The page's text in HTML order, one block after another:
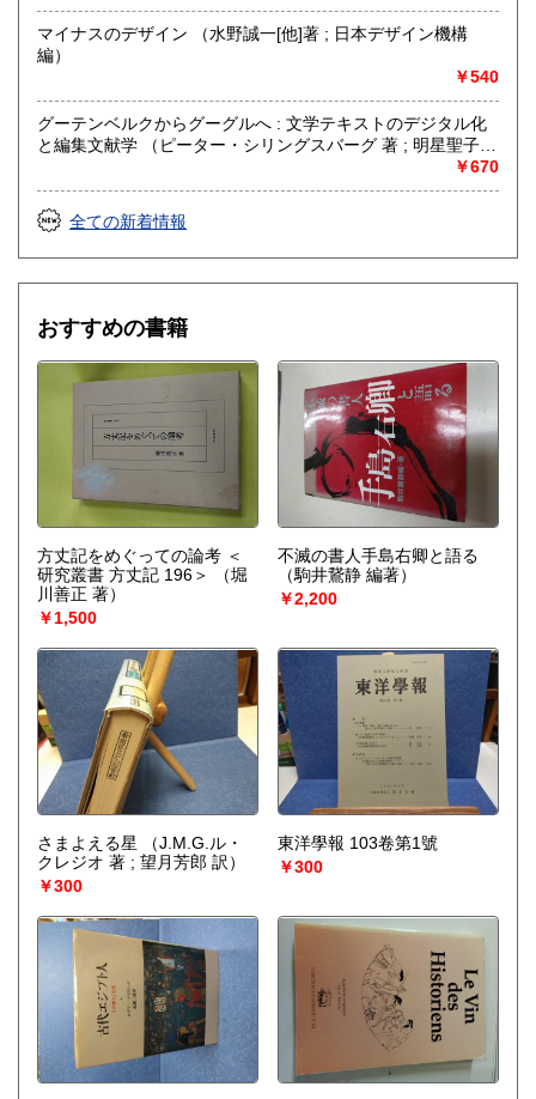
マイナスのデザイン （水野誠一[他]著 ; 日本デザイン機構
編）
￥540
グーテンベルクからグーグルへ : 文学テキストのデジタル化
と編集文献学 （ピーター・シリングスバーグ 著 ; 明星聖子,
￥670
全ての新着情報
おすすめの書籍
方丈記をめぐっての論考 ＜
研究叢書 方丈記 196＞
（堀
川善正 著）
￥1,500
不滅の書人手島右卿と語る
（駒井鵞静 編著）
￥2,200
さまよえる星
（J.M.G.ル・
クレジオ 著 ; 望月芳郎 訳）
￥300
東洋學報 103卷第1號
￥300